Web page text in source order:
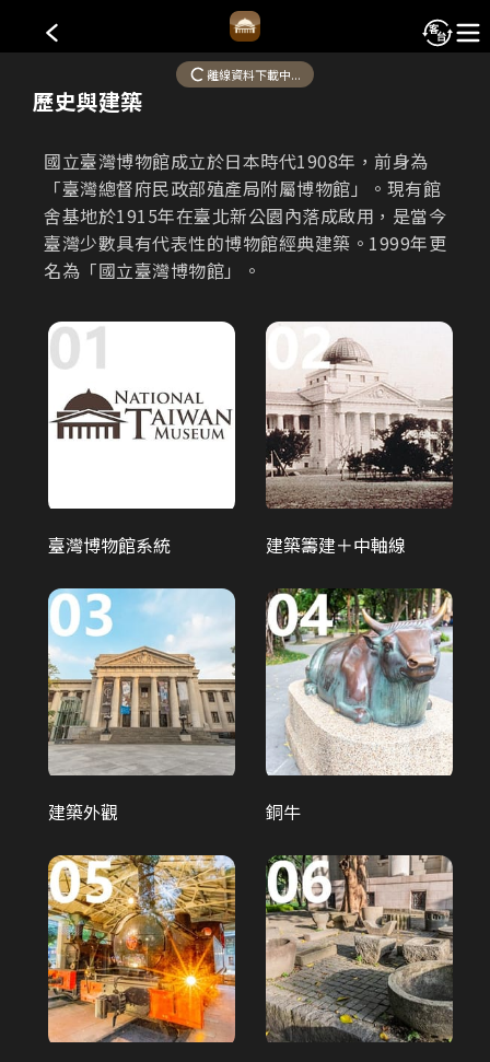
國立臺灣博物館-本館
本館成立於1908
*本系統部分內容採AI轉譯。若發現內容有誤或需要改
進之處，歡迎透過「建議事項」功能回報，協助我們持
續優化服務品質。
歷史與建築
歷史與建築
國立臺灣博物館成立於日本時代1908年，前身為
「臺灣總督府民政部殖產局附屬博物館」。現有館
舍基地於1915年在臺北新公園內落成啟用，是當今
臺灣少數具有代表性的博物館經典建築。1999年更
名為「國立臺灣博物館」。
臺灣博物館系統 建築籌建＋中軸線
建築外觀 銅牛
發現臺灣-重訪臺灣博物學...
博物臺灣
離線資料下載中...